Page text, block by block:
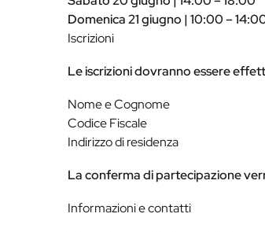
Domenica 21 giugno | 10:00 –
Iscrizioni
Le iscrizioni dovranno essere
Nome e Cognome
Codice Fiscale
Indirizzo di residenza
La conferma di partecipazione
Informazioni e contatti